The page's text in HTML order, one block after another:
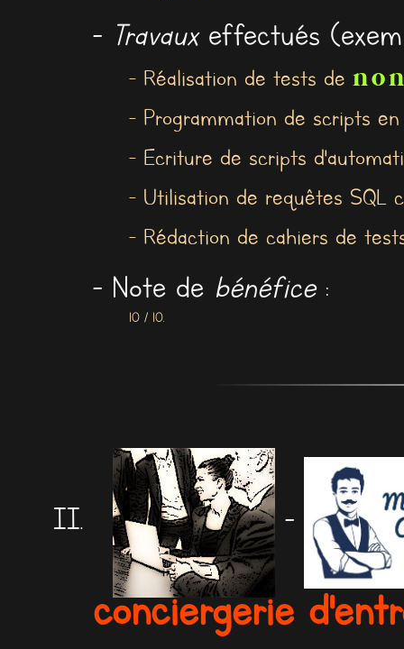
- Travauxeffectués
- Réalisation de tests de
- Programmation de scripts en
- Ecriture de scripts
- Utilisation de requêtes SQL
- Rédaction de cahiers de
- Note de bénéfice:
10 / 10.
-
conciergerie